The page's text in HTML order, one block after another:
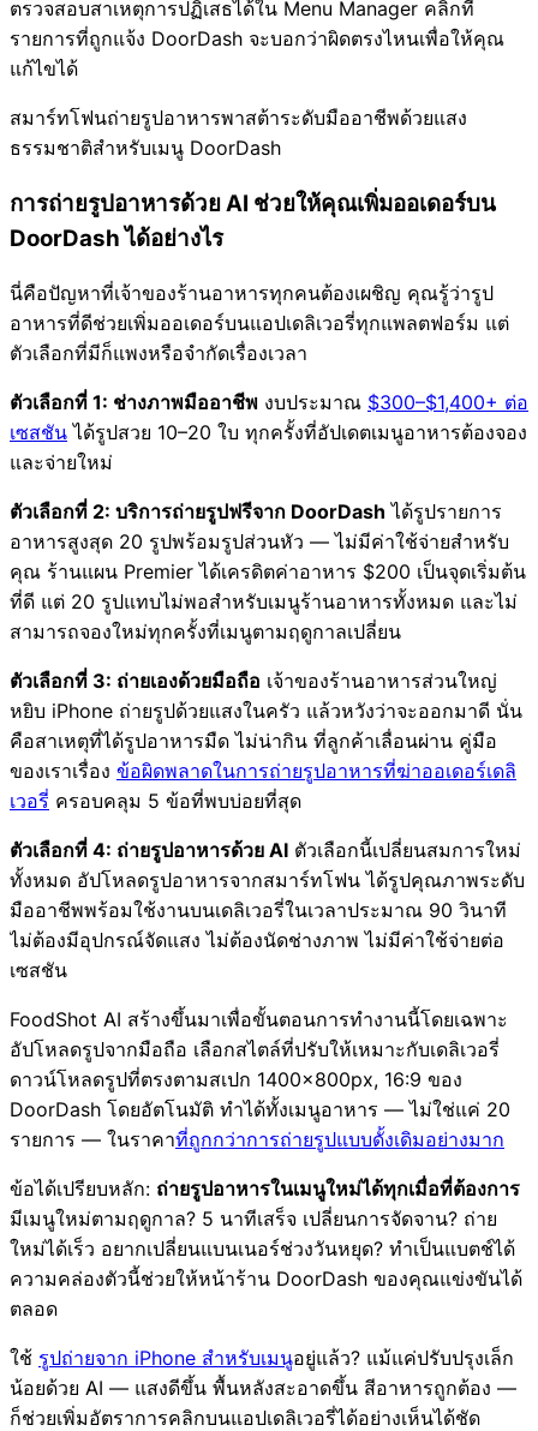
ตรวจสอบสาเหตุการปฏิเสธได้ใน Menu Manager คลิกที่
รายการที่ถูกแจ้ง DoorDash จะบอกว่าผิดตรงไหนเพื่อให้คุณ
แก้ไขได้
สมาร์ทโฟนถ่ายรูปอาหารพาสต้าระดับมืออาชีพด้วยแสง
ธรรมชาติสำหรับเมนู DoorDash
การถ่ายรูปอาหารด้วย AI ช่วยให้คุณเพิ่มออเดอร์บน
DoorDash ได้อย่างไร
นี่คือปัญหาที่เจ้าของร้านอาหารทุกคนต้องเผชิญ คุณรู้ว่ารูป
อาหารที่ดีช่วยเพิ่มออเดอร์บนแอปเดลิเวอรี่ทุกแพลตฟอร์ม แต่
ตัวเลือกที่มีก็แพงหรือจำกัดเรื่องเวลา
ตัวเลือกที่ 1: ช่างภาพมืออาชีพ งบประมาณ $300–$1,400+ ต่อ
เซสชัน ได้รูปสวย 10–20 ใบ ทุกครั้งที่อัปเดตเมนูอาหารต้องจอง
และจ่ายใหม่
ตัวเลือกที่ 2: บริการถ่ายรูปฟรีจาก DoorDash ได้รูปรายการ
อาหารสูงสุด 20 รูปพร้อมรูปส่วนหัว — ไม่มีค่าใช้จ่ายสำหรับ
คุณ ร้านแผน Premier ได้เครดิตค่าอาหาร $200 เป็นจุดเริ่มต้น
ที่ดี แต่ 20 รูปแทบไม่พอสำหรับเมนูร้านอาหารทั้งหมด และไม่
สามารถจองใหม่ทุกครั้งที่เมนูตามฤดูกาลเปลี่ยน
ตัวเลือกที่ 3: ถ่ายเองด้วยมือถือ เจ้าของร้านอาหารส่วนใหญ่
หยิบ iPhone ถ่ายรูปด้วยแสงในครัว แล้วหวังว่าจะออกมาดี นั่น
คือสาเหตุที่ได้รูปอาหารมืด ไม่น่ากิน ที่ลูกค้าเลื่อนผ่าน คู่มือ
ของเราเรื่อง ข้อผิดพลาดในการถ่ายรูปอาหารที่ฆ่าออเดอร์เดลิ
เวอรี่ ครอบคลุม 5 ข้อที่พบบ่อยที่สุด
ตัวเลือกที่ 4: ถ่ายรูปอาหารด้วย AI ตัวเลือกนี้เปลี่ยนสมการใหม่
ทั้งหมด อัปโหลดรูปอาหารจากสมาร์ทโฟน ได้รูปคุณภาพระดับ
มืออาชีพพร้อมใช้งานบนเดลิเวอรี่ในเวลาประมาณ 90 วินาที
ไม่ต้องมีอุปกรณ์จัดแสง ไม่ต้องนัดช่างภาพ ไม่มีค่าใช้จ่ายต่อ
เซสชัน
FoodShot AI สร้างขึ้นมาเพื่อขั้นตอนการทำงานนี้โดยเฉพาะ
อัปโหลดรูปจากมือถือ เลือกสไตล์ที่ปรับให้เหมาะกับเดลิเวอรี่
ดาวน์โหลดรูปที่ตรงตามสเปก 1400×800px, 16:9 ของ
DoorDash โดยอัตโนมัติ ทำได้ทั้งเมนูอาหาร — ไม่ใช่แค่ 20
รายการ — ในราคาที่ถูกกว่าการถ่ายรูปแบบดั้งเดิมอย่างมาก
ข้อได้เปรียบหลัก: ถ่ายรูปอาหารในเมนูใหม่ได้ทุกเมื่อที่ต้องการ
มีเมนูใหม่ตามฤดูกาล? 5 นาทีเสร็จ เปลี่ยนการจัดจาน? ถ่าย
ใหม่ได้เร็ว อยากเปลี่ยนแบนเนอร์ช่วงวันหยุด? ทำเป็นแบตช์ได้
ความคล่องตัวนี้ช่วยให้หน้าร้าน DoorDash ของคุณแข่งขันได้
ตลอด
ใช้ รูปถ่ายจาก iPhone สำหรับเมนูอยู่แล้ว? แม้แค่ปรับปรุงเล็ก
น้อยด้วย AI — แสงดีขึ้น พื้นหลังสะอาดขึ้น สีอาหารถูกต้อง —
ก็ช่วยเพิ่มอัตราการคลิกบนแอปเดลิเวอรี่ได้อย่างเห็นได้ชัด